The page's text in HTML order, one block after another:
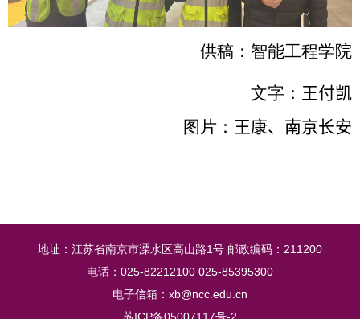
供稿：智能工程学院
文字： 王付凯
图片： 王康、南京长安
地址：江苏省南京市溧水区高山路1号 邮政编码：211200
电话：025-82212100 025-85395300
电子信箱：xb@ncc.edu.cn